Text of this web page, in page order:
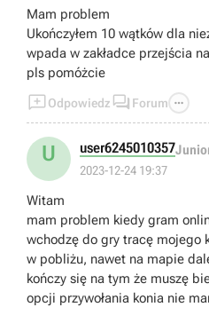
Mam problem
Ukończyłem 10 wątków dla
wpada w zakładce przejścia na 100% mam to zaliczone
pls pomóżcie
Odpowiedz  Forum 
U user6245010357
2023-12-24 19:37
Witam
mam problem kiedy gram
wchodzę do gry tracę mojego
w pobliżu, nawet na mapie
kończy się na tym że muszę
opcji przywołania konia nie